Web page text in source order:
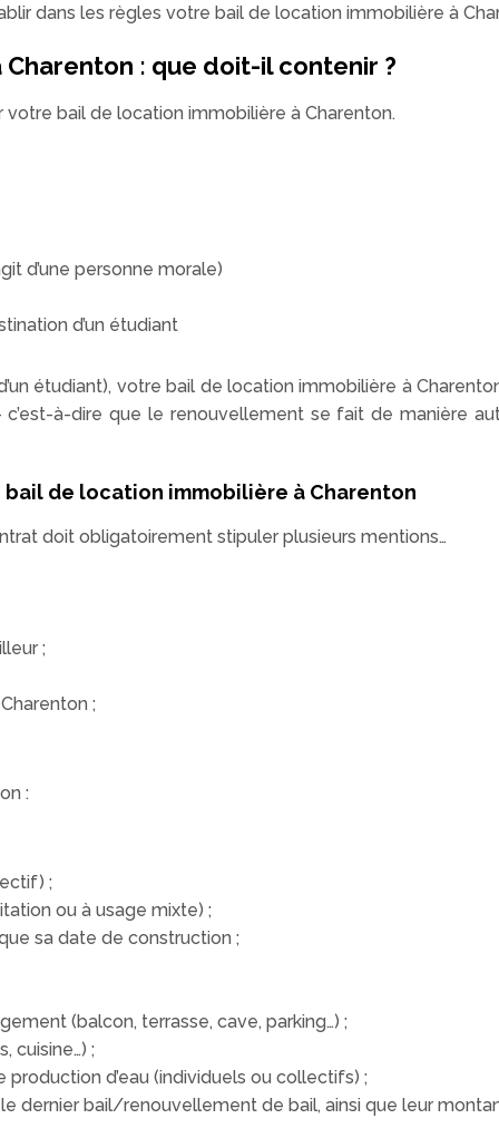
dans les règles votre bail de location immobilière à
: que doit-il contenir ?
bail de location immobilière à Charenton.
d’une personne morale)
d’un étudiant
étudiant), votre bail de location immobilière à
à-dire que le renouvellement se fait de manière
de location immobilière à Charenton
doit obligatoirement stipuler plusieurs mentions…
;
;
:
;
ou à usage mixte) ;
sa date de construction ;
(balcon, terrasse, cave, parking…) ;
cuisine…) ;
d’eau (individuels ou collectifs) ;
dernier bail/renouvellement de bail, ainsi que leur